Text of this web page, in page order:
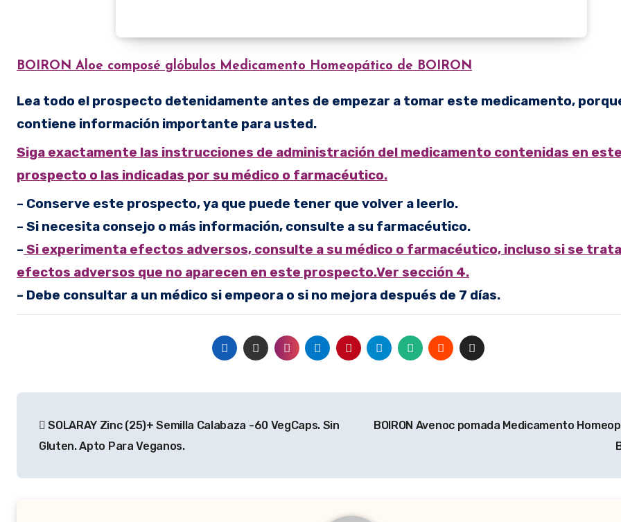
BOIRON Aloe composé glóbulos Medicamento Homeopático de BOIRON
Lea todo el prospecto detenidamente antes de empezar a tomar este medicamento,
contiene información importante para usted.
Siga exactamente las instrucciones de administración del medicamento contenidas en
prospecto o las indicadas por su médico o farmacéutico.
– Conserve este prospecto, ya que puede tener que volver a leerlo.
– Si necesita consejo o más información, consulte a su farmacéutico.
– Si experimenta efectos adversos, consulte a su médico o farmacéutico, incluso si se
efectos adversos que no aparecen en este prospecto.Ver sección 4.
– Debe consultar a un médico si empeora o si no mejora después de 7 días.
de SOLARAY Zinc (25)+ Semilla Calabaza -60 VegCaps. Sin
Gluten. Apto Para Veganos.
BOIRON Avenoc pomada Medicamento